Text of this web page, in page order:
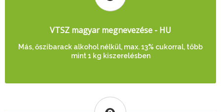
VTSZ magyar megnevezése - HU
Más, őszibarack alkohol nélkül, max. 13% cukorral, több
mint 1 kg kiszerelésben